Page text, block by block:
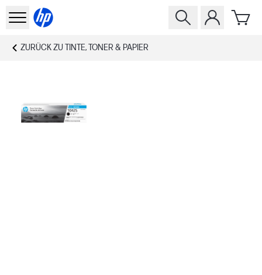
ZURÜCK ZU TINTE, TONER & PAPIER